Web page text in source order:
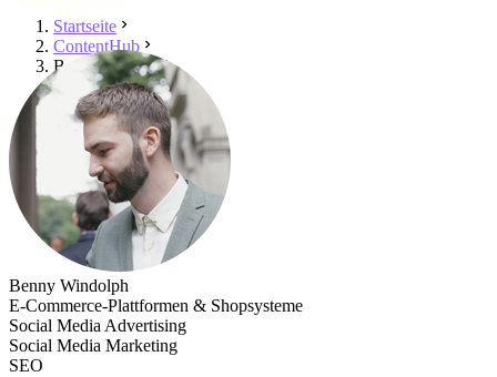
Startseite
ContentHub
Benny Windolph
Benny Windolph
E-Commerce-Plattformen & Shopsysteme
Social Media Advertising
Social Media Marketing
SEO